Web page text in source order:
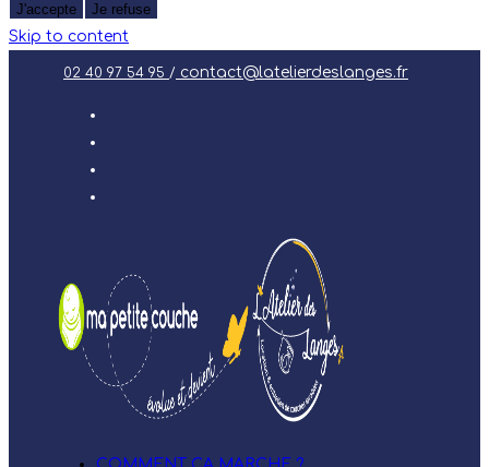
J'accepte
Je refuse
Skip to content
02 40 97 54 95 / contact@latelierdeslanges.fr